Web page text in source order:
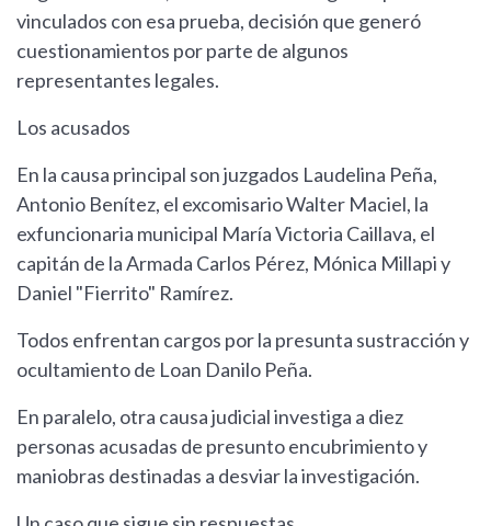
vinculados con esa prueba, decisión que generó
cuestionamientos por parte de algunos
representantes legales.
Los acusados
En la causa principal son juzgados Laudelina Peña,
Antonio Benítez, el excomisario Walter Maciel, la
exfuncionaria municipal María Victoria Caillava, el
capitán de la Armada Carlos Pérez, Mónica Millapi y
Daniel "Fierrito" Ramírez.
Todos enfrentan cargos por la presunta sustracción y
ocultamiento de Loan Danilo Peña.
En paralelo, otra causa judicial investiga a diez
personas acusadas de presunto encubrimiento y
maniobras destinadas a desviar la investigación.